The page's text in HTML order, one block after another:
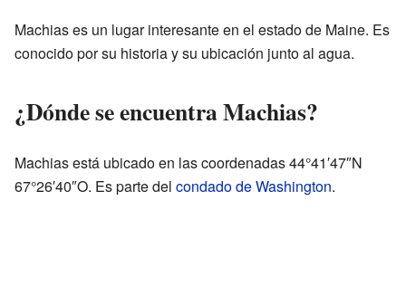
Machias es un lugar interesante en el estado de Maine. Es
conocido por su historia y su ubicación junto al agua.
¿Dónde se encuentra Machias?
Machias está ubicado en las coordenadas 44°41′47″N
67°26′40″O. Es parte del condado de Washington.